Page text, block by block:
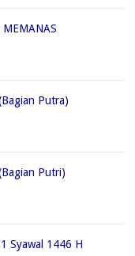
Putra)
Putri)
Syawal 1446 H